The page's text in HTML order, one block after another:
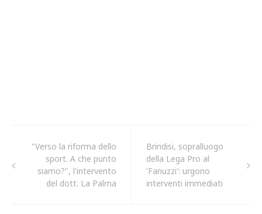
"Verso la riforma dello
sport. A che punto
siamo?", l'intervento
del dott. La Palma
Brindisi, sopralluogo
della Lega Pro al
'Fanuzzi': urgono
interventi immediati